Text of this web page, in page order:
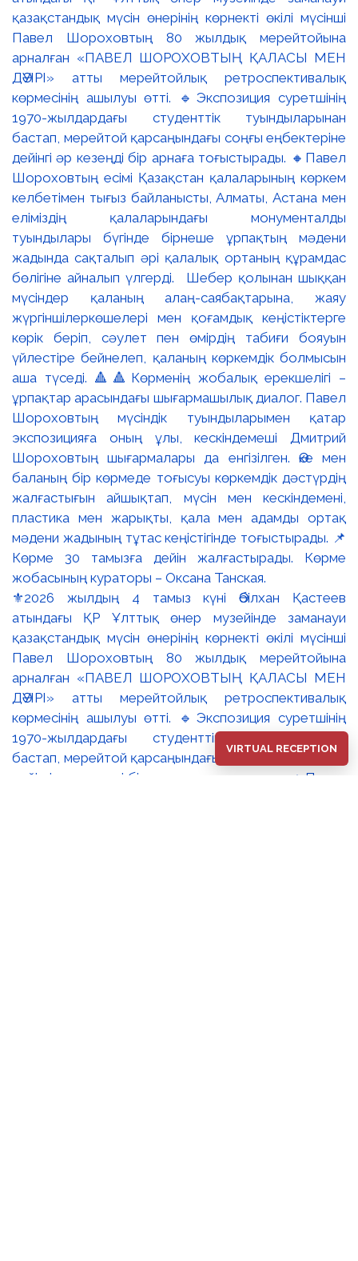
⚜️2026 жылдың 4 тамыз күні Әбілхан Қастеев
атындағы ҚР Ұлттық өнер музейінде заманауи
қазақстандық мүсін өнерінің көрнекті өкілі мүсінші
Павел Шороховтың 80 жылдық мерейтойына
арналған «ПАВЕЛ ШОРОХОВТЫҢ ҚАЛАСЫ МЕН
ДӘУІРІ» атты мерейтойлық ретроспективалық
көрмесінің ашылуы өтті. 🔹Экспозиция суретшінің
1970-жылдардағы студенттік туындыларынан
бастап, мерейтой қарсаңындағы соңғы еңбектеріне
дейінгі әр кезеңді бір арнаға тоғыстырады. 🔸Павел
VIRTUAL RECEPTION